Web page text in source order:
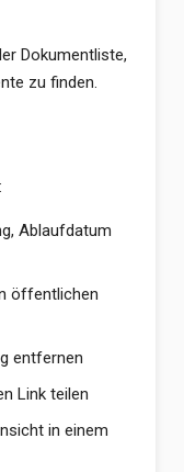
Dokumentliste,
zu finden.
Ablaufdatum
öffentlichen
entfernen
Link teilen
in einem